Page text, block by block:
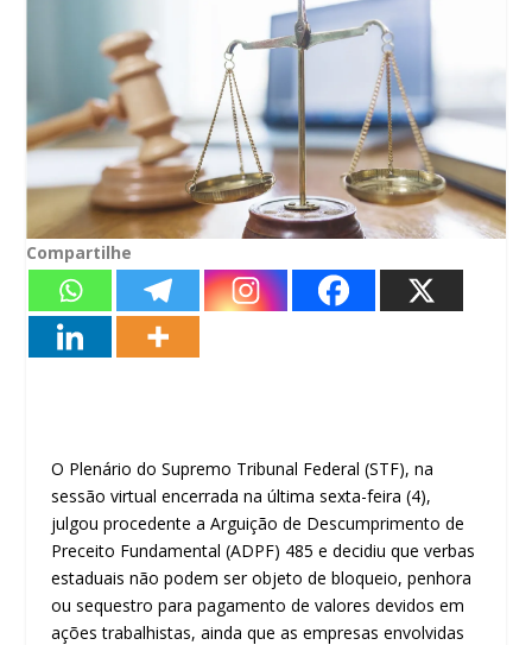
Compartilhe
O Plenário do Supremo Tribunal Federal (STF), na
sessão virtual encerrada na última sexta-feira (4),
julgou procedente a Arguição de Descumprimento de
Preceito Fundamental (ADPF) 485 e decidiu que verbas
estaduais não podem ser objeto de bloqueio, penhora
ou sequestro para pagamento de valores devidos em
ações trabalhistas, ainda que as empresas envolvidas